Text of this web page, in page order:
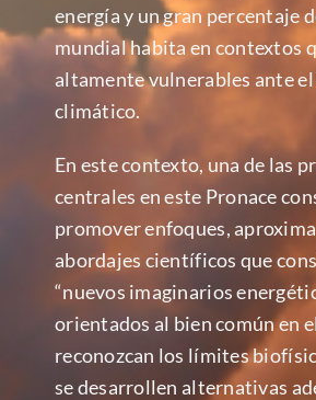
energía y un gran percentaje
mundial habita en contextos
altamente vulnerables ante
climático.
En este contexto, una de las
centrales en este Pronace
promover enfoques,
abordajes científicos que
“nuevos imaginarios
orientados al bien común en
reconozcan los límites
se desarrollen alternativas